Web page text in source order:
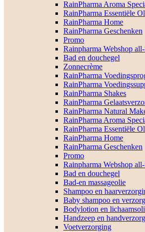
RainPharma Aroma
RainPharma Essentiële
RainPharma Home
RainPharma Geschenken
Promo
Rainpharma Webshop
Bad en douchegel
Zonnecrème
RainPharma
RainPharma
RainPharma Shakes
RainPharma
RainPharma Natural
RainPharma Aroma
RainPharma Essentiële
RainPharma Home
RainPharma Geschenken
Promo
Rainpharma Webshop
Bad en douchegel
Bad-en massageolie
Shampoo en
Baby shampoo en
Bodylotion en
Handzeep en
Voetverzorging